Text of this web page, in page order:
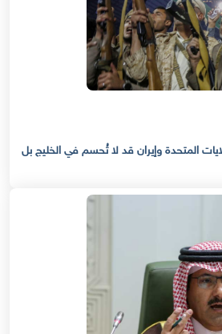
المتحدة وإيران قد لا تُحسم في الخليج بل